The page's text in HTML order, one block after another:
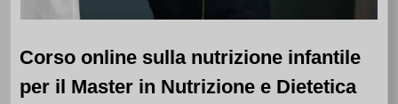
Corso online sulla nutrizione infantile
per il Master in Nutrizione e Dietetica